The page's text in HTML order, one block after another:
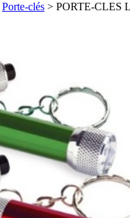
Porte-clés > PORTE-CLES